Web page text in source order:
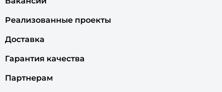
Реализованные проекты
Доставка
Гарантия качества
Партнерам